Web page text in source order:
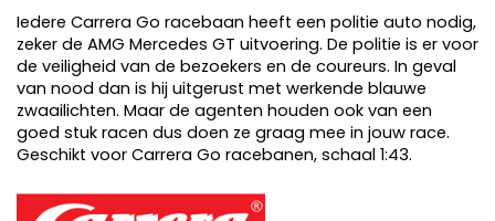
Iedere Carrera Go racebaan heeft een politie auto nodig,
zeker de AMG Mercedes GT uitvoering. De politie is er voor
de veiligheid van de bezoekers en de coureurs. In geval
van nood dan is hij uitgerust met werkende blauwe
zwaailichten. Maar de agenten houden ook van een
goed stuk racen dus doen ze graag mee in jouw race.
Geschikt voor Carrera Go racebanen, schaal 1:43.